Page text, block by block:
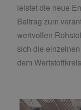
leistet die neue
Beitrag zum
wertvollen
sich die
dem